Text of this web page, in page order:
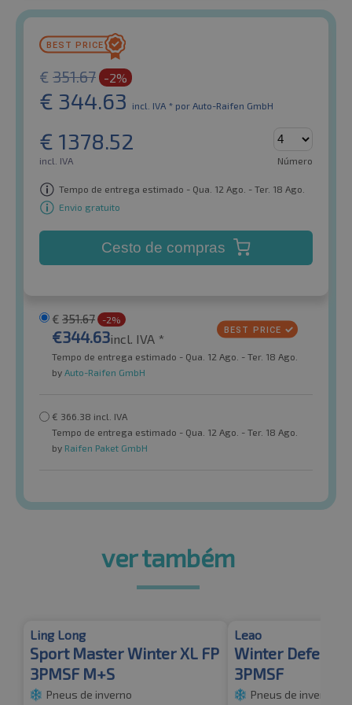
€ 351.67 -2%
€ 344.63 incl. IVA * por Auto-Raifen GmbH
€ 1378.52
incl. IVA Número
Tempo de entrega estimado - Qua. 12 Ago. - Ter. 18 Ago.
Envio gratuito
Cesto de compras
€ 351.67 -2%
€344.63incl. IVA *
Tempo de entrega estimado - Qua. 12 Ago. - Ter. 18 Ago.
by Auto-Raifen GmbH
€ 366.38 incl. IVA
Tempo de entrega estimado - Qua. 12 Ago. - Ter. 18 Ago.
by Raifen Paket GmbH
ver também
Ling Long
Sport Master Winter XL FP
3PMSF M+S
Pneus de inverno
Leao
Winter
3PMSF
Pneus de inverno